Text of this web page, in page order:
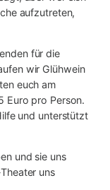
aufzutreten,
für die
wir Glühwein
euch am
Euro pro Person.
und unterstützt
und sie uns
uns